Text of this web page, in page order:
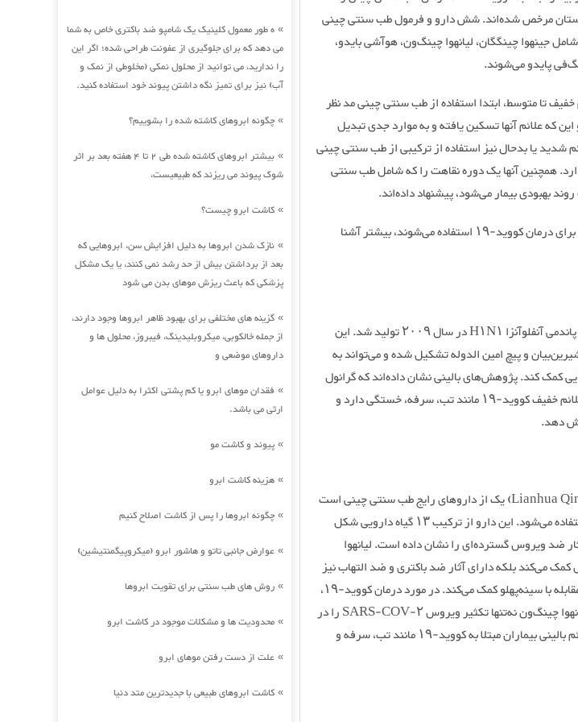
» ه طور معمول کلینیک یک شامپو ضد باکتری خاص به شما
می دهد که برای جلوگیری از عفونت طراحی شده؛ اگر این
را ندارید، می توانید از محلول نمکی (مخلوطی از نمک و
آب) نیز برای تمیز نگه داشتن پیوند خود استفاده کنید.
» چگونه ابروهای کاشته شده را بشوییم؟
»
بیشتر ابروهای کاشته شده طی 2 تا 4 هفته بعد بر اثر
شوک پیوند می ریزند که طبیعیست،
» کاشت ابرو چیست؟
» نازک شدن ابروها به دلیل افزایش سن، ابروهایی که
بعد از برداشتن بیش از حد رشد نمی کنند، یا یک مشکل
پزشکی که باعث ریزش موهای بدن می شود
» گزینه های مختلفی برای بهبود ظاهر ابروها وجود دارند،
از جمله خالکوبی، میکروبلیدینگ، فیبروز، محلول ها و
داروهای موضعی و
» فقدان موهای ابرو یا کم پشتی اکثرا به دلیل عوامل
ارثی می باشد.
» پیوند و کاشت مو
» هزینه کاشت ابرو
» چگونه ابروها را پس از کاشت اصلاح کنیم
» عوارض جانبی تاتو و هاشور ابرو (میکروپیگمنتیشین)
» روش های طب سنتی برای تقویت ابروها
» محدودیت ها و مشکلات موجود در کاشت ابرو
» علت از دست رفتن موهای ابرو
» کاشت ابروهای طبیعی با جدیدترین متد دنیا
مرخص شده‌اند. شش دارو و فرمول طب سنتی چینی
جینهوا چینگگان، لیانهوا چینگ‌ون، هوآشی بایدو،
پایدو می‌شوند.
خفیف تا متوسط، ابتدا استفاده از طب سنتی چینی مد نظر
که علائم آنها تسکین یافته و به موارد جدی تبدیل
شدید یا بدحال نیز استفاده از ترکیبی از طب سنتی چینی
همچنین آنها یک دوره نقاهت را که شامل طب سنتی
بهبودی بیمار می‌شود، پیشنهاد داده‌اند.
در ادامه با شش داروی طب سنتی چینی که برای درمان کووید-۱۹ استفاده می‌شوند، بیشتر آشنا
جینهوا چینگگان (Jinhua Qinggan) طی پاندمی آنفلوآنزا H۱N۱ در سال ۲۰۰۹ تولید شد. این
نعناع، شیرین‌بیان و پیچ امین الدوله تشکیل شده و می‌تواند به
کمک کند. پژوهش‌های بالینی نشان داده‌اند که گرانول
جینهوا چینگگان اثر درمانی چشمگیری بر علائم خفیف کووید-۱۹ مانند تب، سرفه، خستگی دارد و
دهد.
کپسول / گرانول لیانهوا چینگ‌ون (Lianhua Qingwen) یک از داروهای رایج طب سنتی چینی است
که برای درمان سرماخوردگی و آنفلوآنزا استفاده می‌شود. این دارو از ترکیب ۱۳ گیاه دارویی شکل
ضد ویروس گسترده‌ای را نشان داده است. لیانهوا
می‌کند بلکه دارای آثار ضد باکتری و ضد التهاب نیز
هست؛ از این‌رو به بهبود علائم آنفلوآنزا و مقابله با سینه‌پهلو کمک می‌کند. در مورد درمان کووید-۱۹،
نتایج مطالعات نشان می‌دهند که کپسول لیانهوا چینگ‌ون نه‌تنها تکثیر ویروس SARS-COV-۲ را در
تست‌های آزمایشگاهی مهار کرده، بلکه علائم بالینی بیماران مبتلا به کووید-۱۹ مانند تب، سرفه و